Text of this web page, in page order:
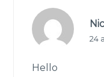
24
Hello